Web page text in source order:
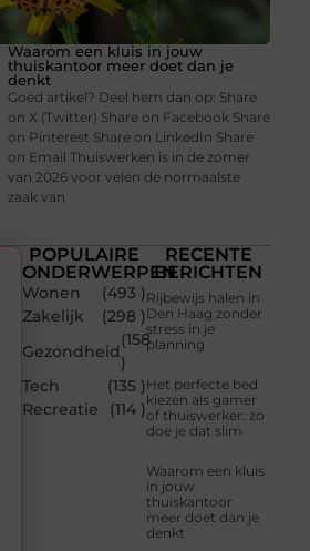
Waarom een kluis in jouw
thuiskantoor meer doet dan je
denkt
Goed artikel? Deel hem dan op: Share
on X (Twitter) Share on Facebook Share
on Pinterest Share on LinkedIn Share
on Email Thuiswerken is in de zomer
van 2026 voor velen de normaalste
zaak van
POPULAIRE
ONDERWERPEN
Wonen
(493 )
Zakelijk
(298 )
Gezondheid
(158
)
Tech
(135 )
Recreatie
(114 )
RECENTE
BERICHTEN
Rijbewijs halen in
Den Haag zonder
stress in je
planning
Het perfecte bed
kiezen als gamer
of thuiswerker: zo
doe je dat slim
Waarom een kluis
in jouw
thuiskantoor
meer doet dan je
denkt